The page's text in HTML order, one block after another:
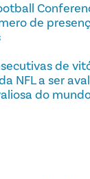
de
de
NFL a ser
do